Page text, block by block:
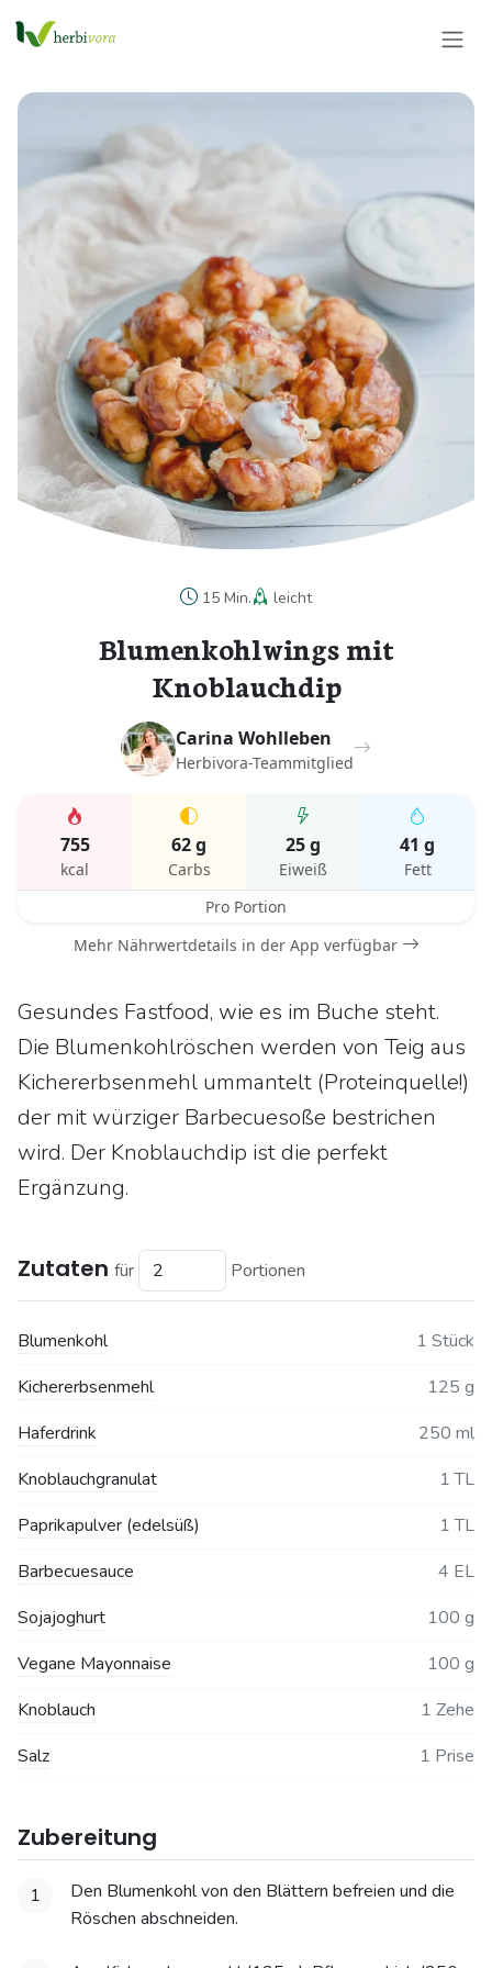
15 Min. leicht
Blumenkohlwings mit
Knoblauchdip
Carina Wohlleben
Herbivora-Teammitglied
755
kcal
62 g
Carbs
25 g
Eiweiß
41 g
Fett
Pro Portion
Mehr Nährwertdetails in der App verfügbar
Gesundes Fastfood, wie es im Buche steht.
Die Blumenkohlröschen werden von Teig aus
Kichererbsenmehl ummantelt (Proteinquelle!)
der mit würziger Barbecuesoße bestrichen
wird. Der Knoblauchdip ist die perfekt
Ergänzung.
Zutaten für Portionen
Blumenkohl
1 Stück
Kichererbsenmehl
125 g
Haferdrink
250 ml
Knoblauchgranulat
1 TL
Paprikapulver (edelsüß)
1 TL
Barbecuesauce
4 EL
Sojajoghurt
100 g
Vegane Mayonnaise
100 g
Knoblauch
1 Zehe
Salz
1 Prise
Zubereitung
1
Den Blumenkohl von den Blättern befreien und die
Röschen abschneiden.